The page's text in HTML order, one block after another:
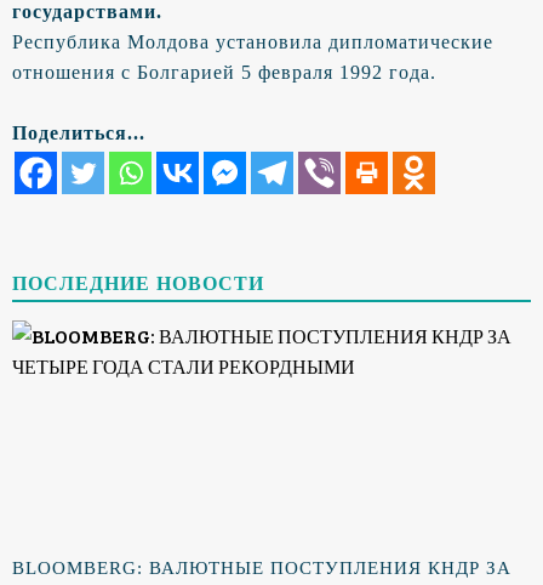
государствами.
Республика Молдова установила дипломатические
отношения с Болгарией 5 февраля 1992 года.
Поделиться...
ПОСЛЕДНИЕ НОВОСТИ
BLOOMBERG: ВАЛЮТНЫЕ ПОСТУПЛЕНИЯ КНДР ЗА